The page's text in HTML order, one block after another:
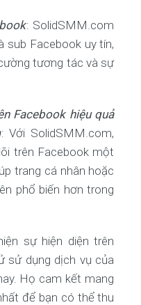
: SolidSMM.com
sub Facebook uy tín,
tương tác và sự
Facebook hiệu quả
: Với SolidSMM.com,
trên Facebook một
trang cá nhân hoặc
phổ biến hơn trong
sự hiện diện trên
sử dụng dịch vụ của
Họ cam kết mang
để bạn có thể thu